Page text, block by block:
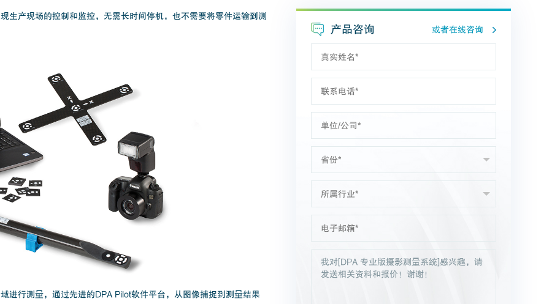
生产现场的控制和监控，无需长时间停机，也不需要将零件运输到测
进行测量，通过先进的DPA Pilot软件平台，从图像捕捉到测量结果
产品咨询 或者在线咨询